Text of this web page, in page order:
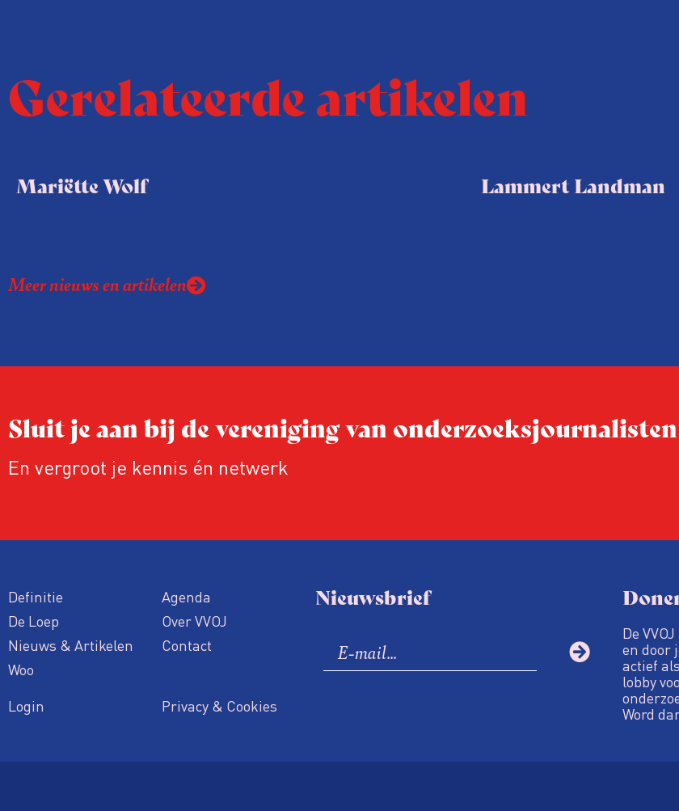
Gerelateerde artikelen
Mariëtte Wolf Lammert Landman
Meer nieuws en artikelen
Sluit je aan bij de vereniging van onderzoeksjournalisten
En vergroot je kennis én netwerk
Definitie
De Loep
Nieuws & Artikelen
Woo
Agenda
Over VVOJ
Contact
Login Privacy & Cookies
Nieuwsbrief
De
en door
actief
lobby
Word